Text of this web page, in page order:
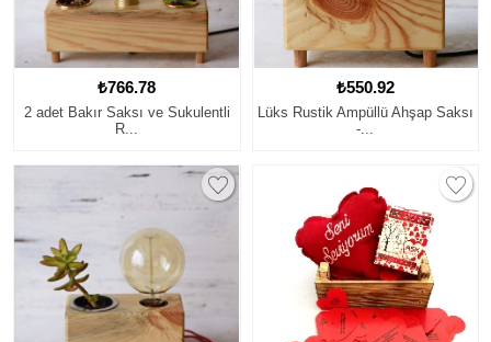
₺766.78
2 adet Bakır Saksı ve Sukulentli
R...
₺550.92
Lüks Rustik Ampüllü Ahşap Saksı
-...